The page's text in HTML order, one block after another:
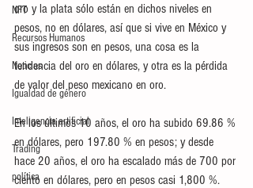
NFT
Recursos Humanos
Noticias
Igualdad de género
Inteligencia artificial
Trading
política
oro y la plata sólo están en dichos niveles en
pesos, no en dólares, así que si vive en México y
sus ingresos son en pesos, una cosa es la
tendencia del oro en dólares, y otra es la pérdida
de valor del peso mexicano en oro.
En los últimos 10 años, el oro ha subido 69.86 %
en dólares, pero 197.80 % en pesos; y desde
hace 20 años, el oro ha escalado más de 700 por
ciento en dólares, pero en pesos casi 1,800 %.